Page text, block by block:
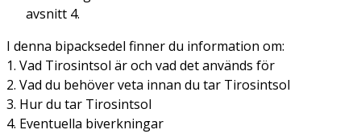
avsnitt 4.
I denna bipacksedel finner du information om:
1. Vad Tirosintsol är och vad det används för
2. Vad du behöver veta innan du tar Tirosintsol
3. Hur du tar Tirosintsol
4. Eventuella biverkningar